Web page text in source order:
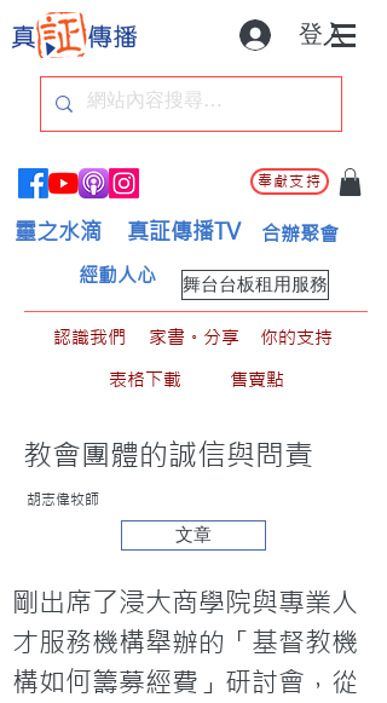
登入
奉獻支持
靈之水滴 真証傳播TV 合辦聚會
舞台台板租用服務
經動人心
認識我們 家書。分享
你的支持
表格下載
售賣點
教會團體的誠信與問責
胡志偉牧師
文章
剛出席了浸大商學院與專業人
才服務機構舉辦的「基督教機
構如何籌募經費」研討會，從